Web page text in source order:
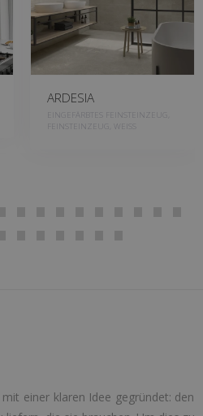
ARDESIA
EINGEFÄRBTES FEINSTEINZEUG,
FEINSTEINZEUG, WEISS
einer klaren Idee gegründet: den